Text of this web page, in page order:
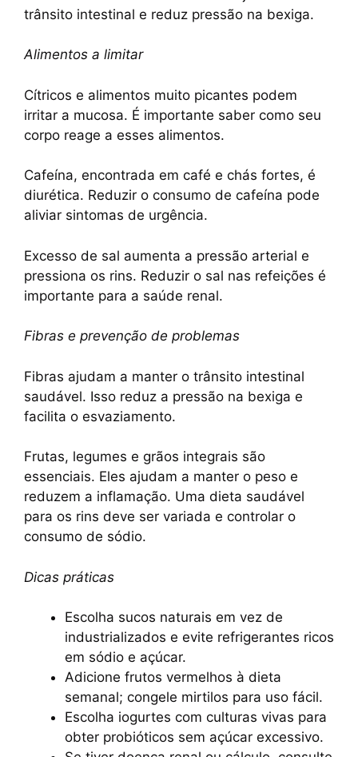
trânsito intestinal e reduz pressão na bexiga.
Alimentos a limitar
Cítricos e alimentos muito picantes podem
irritar a mucosa. É importante saber como seu
corpo reage a esses alimentos.
Cafeína, encontrada em café e chás fortes, é
diurética. Reduzir o consumo de cafeína pode
aliviar sintomas de urgência.
Excesso de sal aumenta a pressão arterial e
pressiona os rins. Reduzir o sal nas refeições é
importante para a saúde renal.
Fibras e prevenção de problemas
Fibras ajudam a manter o trânsito intestinal
saudável. Isso reduz a pressão na bexiga e
facilita o esvaziamento.
Frutas, legumes e grãos integrais são
essenciais. Eles ajudam a manter o peso e
reduzem a inflamação. Uma dieta saudável
para os rins deve ser variada e controlar o
consumo de sódio.
Dicas práticas
Escolha sucos naturais em vez de
industrializados e evite refrigerantes ricos
em sódio e açúcar.
Adicione frutos vermelhos à dieta
semanal; congele mirtilos para uso fácil.
Escolha iogurtes com culturas vivas para
obter probióticos sem açúcar excessivo.